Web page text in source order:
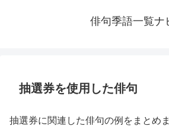
俳句季語一覧ナ
抽選券を使用した俳句
抽選券に関連した俳句の例をまとめま